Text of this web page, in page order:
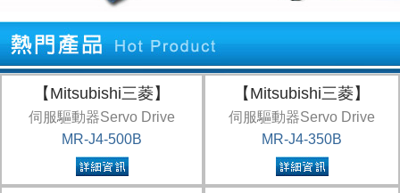
【Mitsubishi三菱】
伺服驅動器Servo Drive
MR-J4-500B
【Mitsubishi三菱】
伺服驅動器Servo Drive
MR-J4-350B